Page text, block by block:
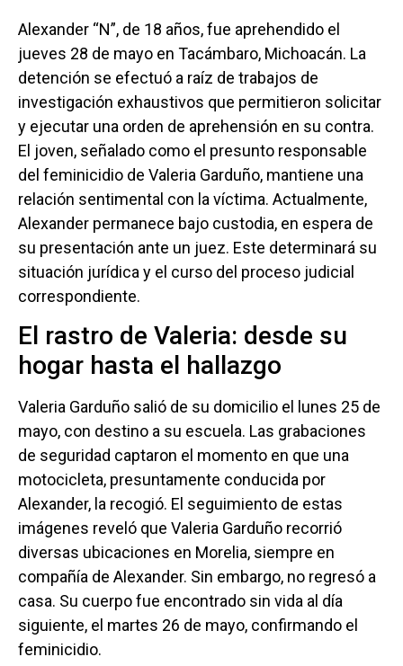
Alexander “N”, de 18 años, fue aprehendido el
jueves 28 de mayo en Tacámbaro, Michoacán. La
detención se efectuó a raíz de trabajos de
investigación exhaustivos que permitieron solicitar
y ejecutar una orden de aprehensión en su contra.
El joven, señalado como el presunto responsable
del feminicidio de Valeria Garduño, mantiene una
relación sentimental con la víctima. Actualmente,
Alexander permanece bajo custodia, en espera de
su presentación ante un juez. Este determinará su
situación jurídica y el curso del proceso judicial
correspondiente.
El rastro de Valeria: desde su
hogar hasta el hallazgo
Valeria Garduño salió de su domicilio el lunes 25 de
mayo, con destino a su escuela. Las grabaciones
de seguridad captaron el momento en que una
motocicleta, presuntamente conducida por
Alexander, la recogió. El seguimiento de estas
imágenes reveló que Valeria Garduño recorrió
diversas ubicaciones en Morelia, siempre en
compañía de Alexander. Sin embargo, no regresó a
casa. Su cuerpo fue encontrado sin vida al día
siguiente, el martes 26 de mayo, confirmando el
feminicidio.